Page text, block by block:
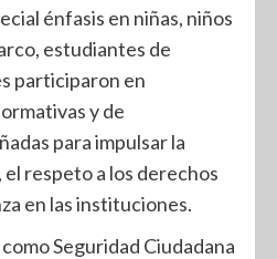
énfasis en niñas, niños
estudiantes de
participaron en
y de
para impulsar la
respeto a los derechos
en las instituciones.
Seguridad Ciudadana